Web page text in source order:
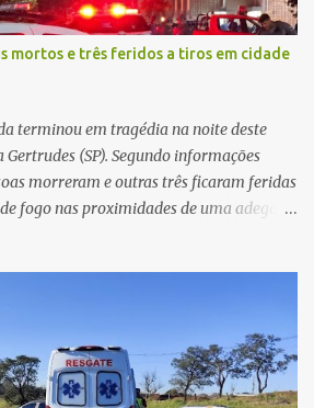
conseguiu localizar o veículo.
menino de aproximadamente 10 anos
pelo local fazendo um forte ruído,
com o problema mecânico que o veículo
furto. O carro possui seguro e, segundo a
mortos e três feridos a tiros em cidade
terminou em tragédia na noite deste
(SP). Segundo informações
morreram e outras três ficaram feridas
fogo nas proximidades de uma adega. O
vítimas morreram ainda no local. Outras
e socorridas. Até o momento, não
oficiais sobre o estado de saúde dos